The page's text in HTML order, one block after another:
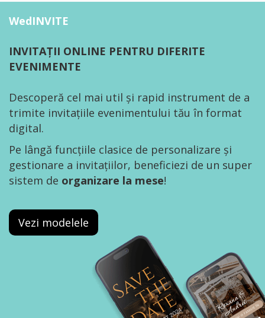
WedINVITE
INVITAȚII ONLINE PENTRU DIFERITE
EVENIMENTE
Descoperă cel mai util și rapid instrument de a
trimite invitațiile evenimentului tău în format
digital.
Pe lângă funcțiile clasice de personalizare și
gestionare a invitațiilor, beneficiezi de un super
sistem de organizare la mese!
Vezi modelele